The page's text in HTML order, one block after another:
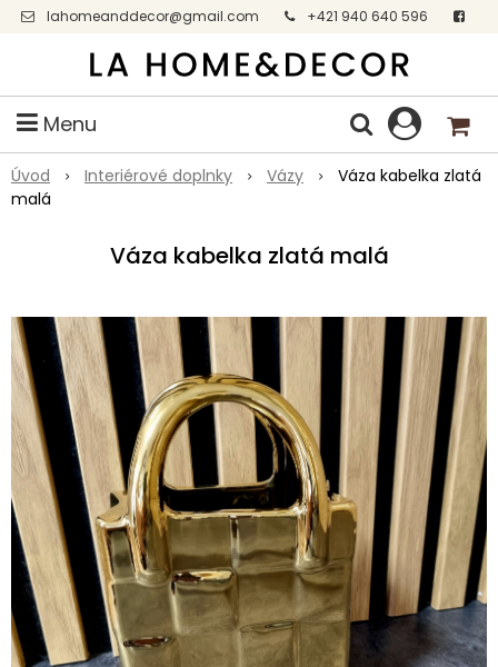
lahomeanddecor@gmail.com
+421 940 640 596
Facebook
Menu
Úvod Interiérové doplnky Vázy
Váza kabelka zlatá
malá
Váza kabelka zlatá malá